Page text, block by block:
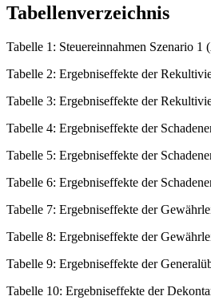
Tabellenverzeichnis
Tabelle 1: Steuereinnahmen Szenario 1
Tabelle 2: Ergebniseffekte der
Tabelle 3: Ergebniseffekte der
Tabelle 4: Ergebniseffekte der
Tabelle 5: Ergebniseffekte der
Tabelle 6: Ergebniseffekte der
Tabelle 7: Ergebniseffekte der
Tabelle 8: Ergebniseffekte der
Tabelle 9: Ergebniseffekte der
Tabelle 10: Ergebniseffekte der